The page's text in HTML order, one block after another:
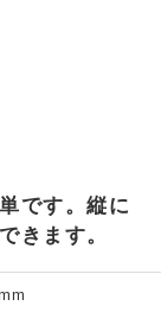
です。縦に
きます。